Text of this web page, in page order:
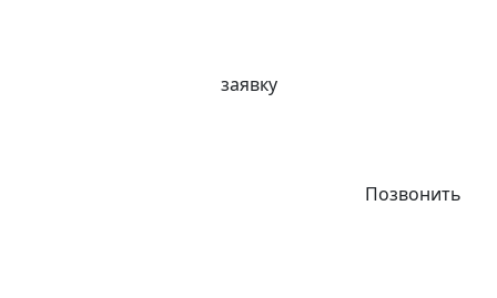
заявку
Позвонить